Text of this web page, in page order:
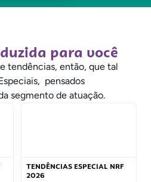
para você
tendências, então, que tal
pensados
segmento de atuação.
TENDÊNCIAS ESPECIAL NRF
2026